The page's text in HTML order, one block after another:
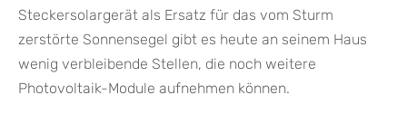
Steckersolargerät als Ersatz für das vom Sturm
zerstörte Sonnensegel gibt es heute an seinem Haus
wenig verbleibende Stellen, die noch weitere
Photovoltaik-Module aufnehmen können.